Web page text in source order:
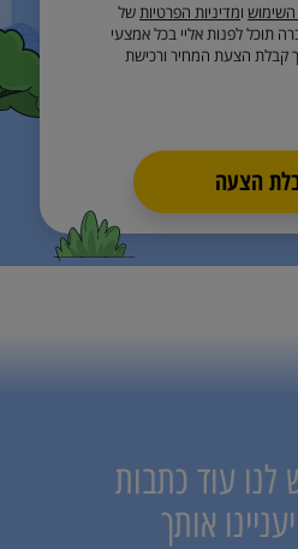
השימושומדיניות הפרטיותשל
תוכל לפנות אליי בכל אמצעי
קבלת הצעת המחיר ורכישת
הצעה
עוד כתבות
אותך